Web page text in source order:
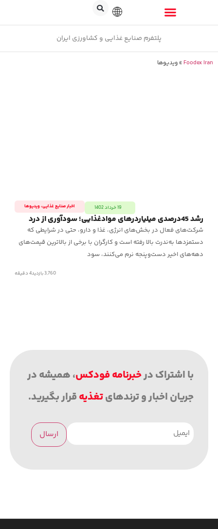
پلتفرم صنایع غذایی و کشاورزی ایران
Foodex Iran
» ویدیوها
اخبار صنایع غذایی،ویدیوها 19 خرداد 1402
رشد 45درصدی میلیاردرهای موادغذایی؛ سودآوری از درد
شرکت‌های فعال در بخش‌های انرژی، غذا و دارو، حتی در شرایطی که
دستمزدها به‌ندرت بالا رفته است و کارگران با برخی از بالاترین قیمت‌های
دهه‌های اخیر دست‌وپنجه نرم می‌کنند، سود
3,760 بازدید 4دقیقه
با اشتراک درخبرنامه فودکس، همیشه در
جریان اخبار و ترندهایتغذیهقرار بگیرید.